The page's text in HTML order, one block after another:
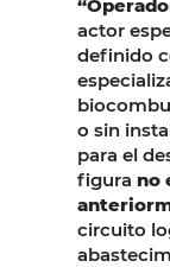
actor
definido
o sin
para el
figura no
circuito